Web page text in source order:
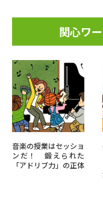
関心ワ
音楽の授業はセッショ
ンだ！ 鍛えられた
「アドリブ力」の正体